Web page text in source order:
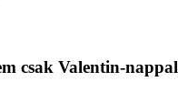
csak Valentin-